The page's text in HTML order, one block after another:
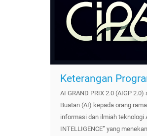
Keterangan
AI GRAND PRIX 2.0 (AIGP
Buatan (AI) kepada orang
informasi dan ilmiah teknologi
INTELLIGENCE” yang